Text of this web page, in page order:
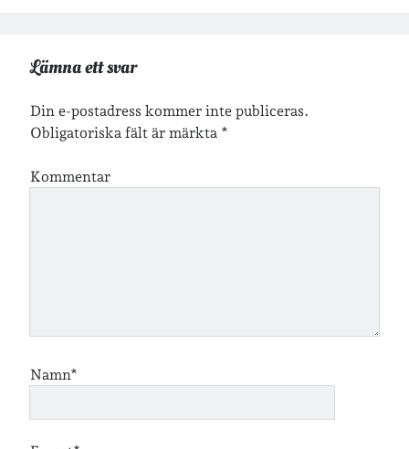
musik månadsbild
pappersböcker resor
shopping
Skriva släkt stockholm te
årssammanfattningar
Kalender
Lämna ett svar
Din e-postadress kommer inte publiceras.
Obligatoriska fält är märkta *
Kommentar
Namn*